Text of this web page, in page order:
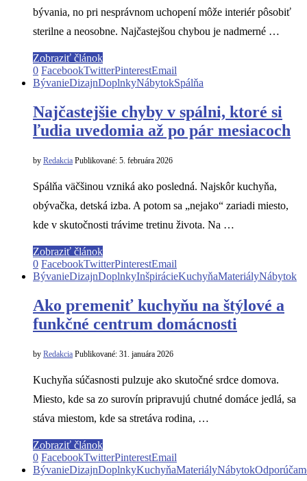
bývania, no pri nesprávnom uchopení môže interiér pôsobiť
sterilne a neosobne. Najčastejšou chybou je nadmerné …
Zobraziť článok
0 FacebookTwitterPinterestEmail
BývanieDizajnDoplnkyNábytokSpálňa
Najčastejšie chyby v spálni, ktoré si
ľudia uvedomia až po pár mesiacoch
by Redakcia Publikované: 5. februára 2026
Spálňa väčšinou vzniká ako posledná. Najskôr kuchyňa,
obývačka, detská izba. A potom sa „nejako“ zariadi miesto,
kde v skutočnosti trávime tretinu života. Na …
Zobraziť článok
0 FacebookTwitterPinterestEmail
BývanieDizajnDoplnkyInšpirácieKuchyňaMateriályNábytok
Ako premeniť kuchyňu na štýlové a
funkčné centrum domácnosti
by Redakcia Publikované: 31. januára 2026
Kuchyňa súčasnosti pulzuje ako skutočné srdce domova.
Miesto, kde sa zo surovín pripravujú chutné domáce jedlá, sa
stáva miestom, kde sa stretáva rodina, …
Zobraziť článok
0 FacebookTwitterPinterestEmail
BývanieDizajnDoplnkyKuchyňaMateriályNábytok